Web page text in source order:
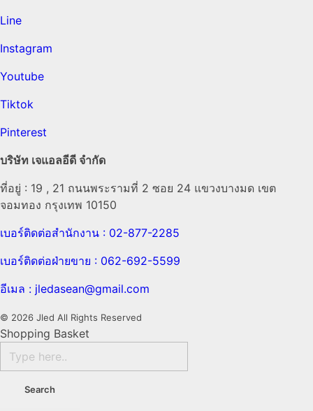
Line
Instagram
Youtube
Tiktok
Pinterest
บริษัท เจแอลอีดี จำกัด
ที่อยู่ : 19 , 21 ถนนพระรามที่ 2 ซอย 24 แขวงบางมด เขต
จอมทอง กรุงเทพ 10150
เบอร์ติดต่อสำนักงาน : 02-877-2285
เบอร์ติดต่อฝ่ายขาย : 062-692-5599
อีเมล : jledasean@gmail.com
© 2026 Jled All Rights Reserved
Shopping Basket